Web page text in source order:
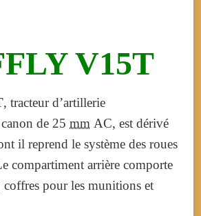
V15T
, tracteur d’artillerie
de 25 mm AC, est dérivé
il reprend le système des roues
compartiment arrière comporte
coffres pour les munitions et